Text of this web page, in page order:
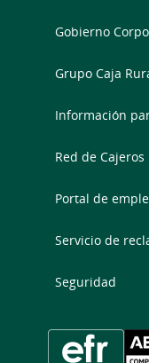
Gobierno
Grupo Caja
Información
Red de Cajeros
Portal de
Servicio de
Seguridad